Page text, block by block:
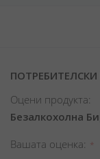
Оцени продукта:
Безалкохолна
Вашата оценка